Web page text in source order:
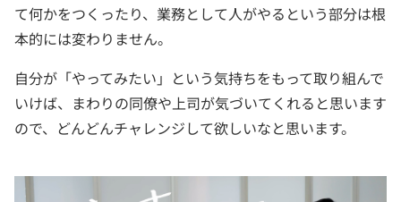
て何かをつくったり、業務として人がやるという部分は根
本的には変わりません。
自分が「やってみたい」という気持ちをもって取り組んで
いけば、まわりの同僚や上司が気づいてくれると思います
ので、どんどんチャレンジして欲しいなと思います。